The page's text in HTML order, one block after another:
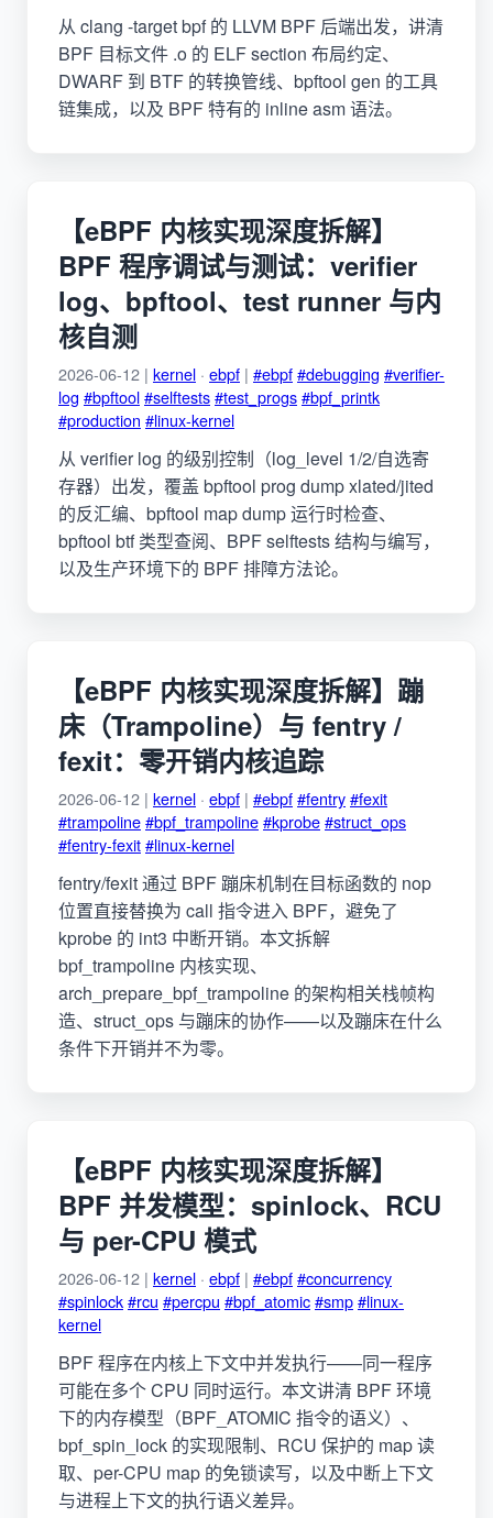
从 clang -target bpf 的 LLVM BPF 后端出发，讲清
BPF 目标文件 .o 的 ELF section 布局约定、
DWARF 到 BTF 的转换管线、bpftool gen 的工具
链集成，以及 BPF 特有的 inline asm 语法。
【eBPF 内核实现深度拆解】
BPF 程序调试与测试：verifier
log、bpftool、test runner 与内
核自测
2026-06-12 | kernel · ebpf | #ebpf#debugging #verifier-
log #bpftool#selftests#test_progs#bpf_printk
#production #linux-kernel
从 verifier log 的级别控制（log_level 1/2/自选寄
存器）出发，覆盖 bpftool prog dump xlated/jited
的反汇编、bpftool map dump 运行时检查、
bpftool btf 类型查阅、BPF selftests 结构与编写，
以及生产环境下的 BPF 排障方法论。
【eBPF 内核实现深度拆解】蹦
床（Trampoline）与 fentry /
fexit：零开销内核追踪
2026-06-12 | kernel · ebpf | #ebpf#fentry#fexit
#trampoline#bpf_trampoline#kprobe#struct_ops
#fentry-fexit#linux-kernel
fentry/fexit 通过 BPF 蹦床机制在目标函数的 nop
位置直接替换为 call 指令进入 BPF，避免了
kprobe 的 int3 中断开销。本文拆解
bpf_trampoline 内核实现、
arch_prepare_bpf_trampoline 的架构相关栈帧构
造、struct_ops 与蹦床的协作——以及蹦床在什么
条件下开销并不为零。
【eBPF 内核实现深度拆解】
BPF 并发模型：spinlock、RCU
与 per-CPU 模式
2026-06-12 | kernel · ebpf | #ebpf#concurrency
#spinlock#rcu #percpu #bpf_atomic#smp#linux-
kernel
BPF 程序在内核上下文中并发执行——同一程序
可能在多个 CPU 同时运行。本文讲清 BPF 环境
下的内存模型（BPF_ATOMIC 指令的语义）、
bpf_spin_lock 的实现限制、RCU 保护的 map 读
取、per-CPU map 的免锁读写，以及中断上下文
与进程上下文的执行语义差异。